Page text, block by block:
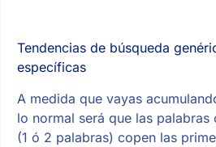
Tendencias de búsqueda
específicas
A medida que vayas
lo normal será que las palabras
(1 ó 2 palabras) copen las